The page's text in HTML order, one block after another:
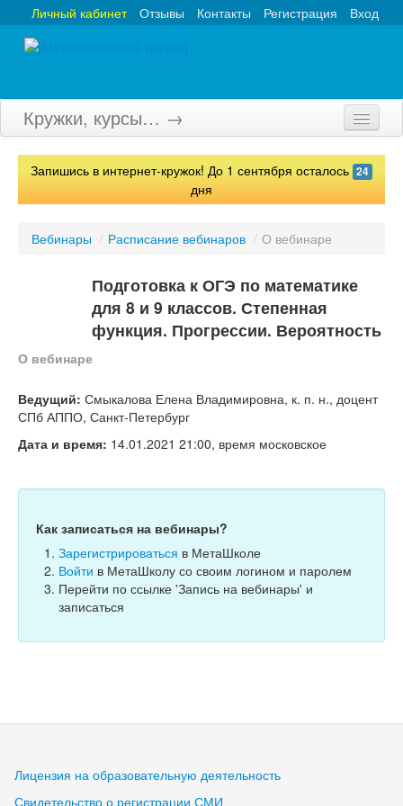
Вход
Регистрация
Контакты
Отзывы
Личный кабинет
Кружки, курсы… →
Главная
Конкурсы
Вебинары
Тесты
Книги
Запишись в интернет-кружок! До 1 сентября осталось 24
дня
Вебинары / Расписание вебинаров / О вебинаре
Подготовка к ОГЭ по математике
для 8 и 9 классов. Степенная
функция. Прогрессии. Вероятность
О вебинаре
Ведущий: Смыкалова Елена Владимировна, к. п. н., доцент
СПб АППО, Санкт-Петербург
Дата и время: 14.01.2021 21:00, время московское
Как записаться на вебинары?
Зарегистрироваться в МетаШколе
Войти в МетаШколу со своим логином и паролем
Перейти по ссылке 'Запись на вебинары' и
записаться
Лицензия на образовательную деятельность
Свидетельство о регистрации СМИ